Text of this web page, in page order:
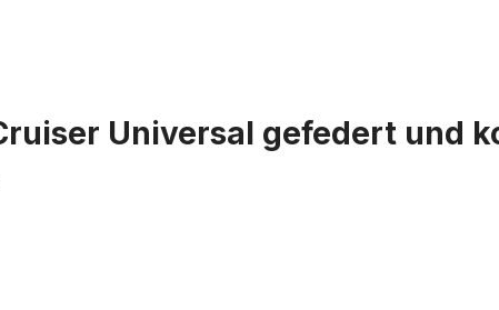
Universal gefedert und